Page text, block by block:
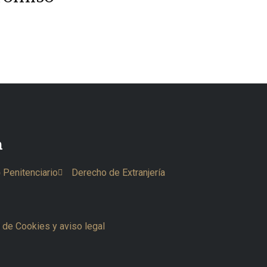
Penitenciario Derecho de Extranjería
Cookies y aviso legal